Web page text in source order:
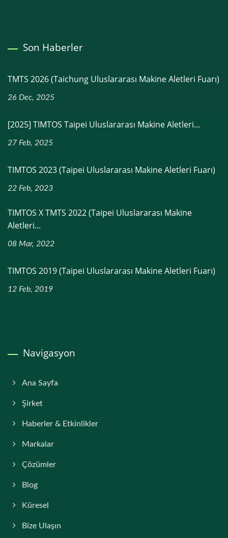
Son Haberler
TMTS 2026 (Taichung Uluslararası Makine Aletleri Fuarı)
26 Dec, 2025
[2025] TIMTOS Taipei Uluslararası Makine Aletleri...
27 Feb, 2025
TIMTOS 2023 (Taipei Uluslararası Makine Aletleri Fuarı)
22 Feb, 2023
TIMTOS X TMTS 2022 (Taipei Uluslararası Makine
Aletleri...
08 Mar, 2022
TIMTOS 2019 (Taipei Uluslararası Makine Aletleri Fuarı)
12 Feb, 2019
Navigasyon
Ana Sayfa
Şirket
Haberler & Etkinlikler
Markalar
Çözümler
Blog
Küresel
Bize Ulaşın